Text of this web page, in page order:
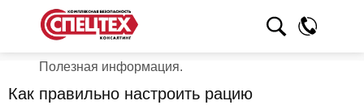
Полезная информация.
Как правильно настроить рацию